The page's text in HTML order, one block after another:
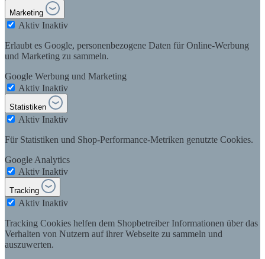
Marketing
Aktiv Inaktiv
Erlaubt es Google, personenbezogene Daten für Online-Werbung
und Marketing zu sammeln.
Google Werbung und Marketing
Aktiv Inaktiv
Statistiken
Aktiv Inaktiv
Für Statistiken und Shop-Performance-Metriken genutzte Cookies.
Google Analytics
Aktiv Inaktiv
Tracking
Aktiv Inaktiv
Tracking Cookies helfen dem Shopbetreiber Informationen über das
Verhalten von Nutzern auf ihrer Webseite zu sammeln und
auszuwerten.